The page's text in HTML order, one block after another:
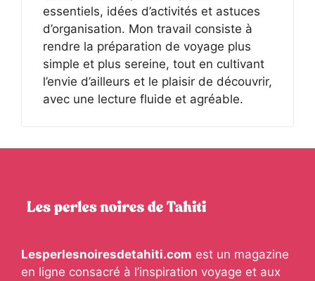
essentiels, idées d’activités et astuces
d’organisation. Mon travail consiste à
rendre la préparation de voyage plus
simple et plus sereine, tout en cultivant
l’envie d’ailleurs et le plaisir de découvrir,
avec une lecture fluide et agréable.
Lesperlesnoiresdetahiti.com est un magazine
en ligne consacré à l’inspiration voyage et aux